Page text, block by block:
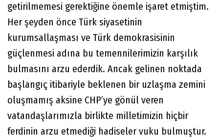
getirilmemesi gerektiğine önemle işaret etmiştim.
Her şeyden önce Türk siyasetinin
kurumsallaşması ve Türk demokrasisinin
güçlenmesi adına bu temennilerimizin karşılık
bulmasını arzu ederdik. Ancak gelinen noktada
başlangıç itibariyle beklenen bir uzlaşma zemini
oluşmamış aksine CHP’ye gönül veren
vatandaşlarımızla birlikte milletimizin hiçbir
ferdinin arzu etmediği hadiseler vuku bulmuştur.